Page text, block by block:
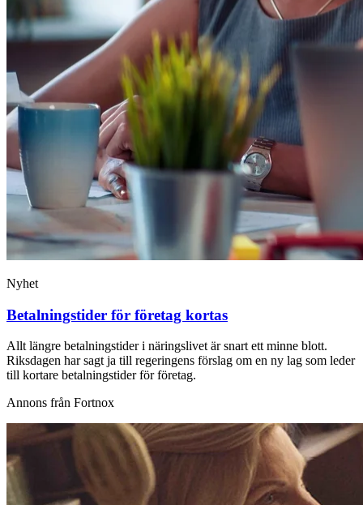
Nyhet
Betalningstider för företag kortas
Allt längre betalningstider i näringslivet är snart ett minne blott.
Riksdagen har sagt ja till regeringens förslag om en ny lag som leder
till kortare betalningstider för företag.
Annons från Fortnox